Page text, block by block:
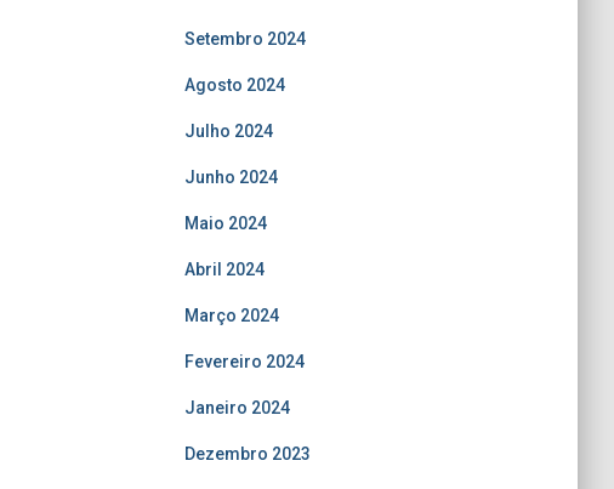
Setembro 2024
Agosto 2024
Julho 2024
Junho 2024
Maio 2024
Abril 2024
Março 2024
Fevereiro 2024
Janeiro 2024
Dezembro 2023